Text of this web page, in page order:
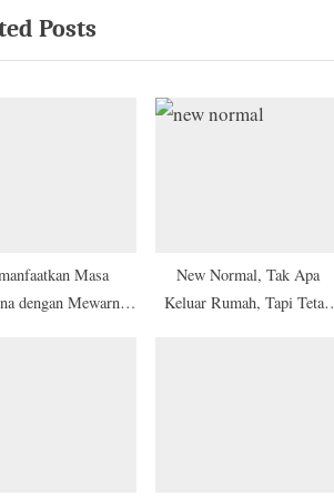
P
Posts
Masa
dengan Mewarnai
New Normal, Tak Apa
Keluar Rumah, Tapi Tetap